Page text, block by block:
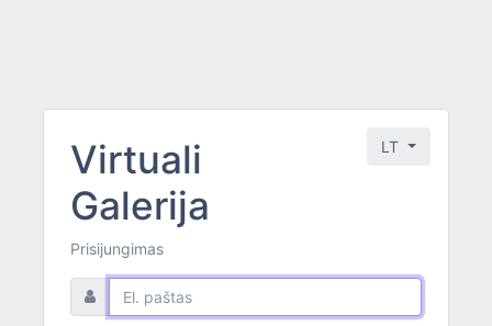
LT
Virtuali
Galerija
Prisijungimas